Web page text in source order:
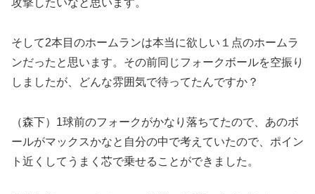
攻撃したいなと思います。
そして2本目のホームランは本当に欲しい１点のホームラ
ンだったと思います。その前同じフォークボールを空振り
しましたが、どんな雰囲気で待ってたんですか？
（森下）1球前のフォークがかなり落ちてたので、あのボ
ールがマックスかなと自分の中で考えていたので、ポイン
ト近くしてうまく芯で乗せることができました。